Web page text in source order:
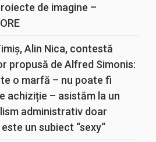
de imagine –
Alin Nica, contestă
propusă de Alfred Simonis:
o marfă – nu poate fi
achiziție – asistăm la un
administrativ doar
un subiect “sexy“